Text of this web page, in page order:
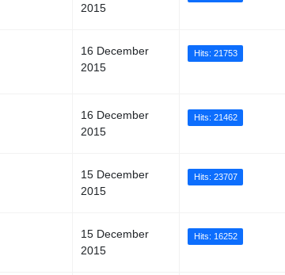
2015
16 December
2015
Hits: 21753
16 December
2015
Hits: 21462
15 December
2015
Hits: 23707
15 December
2015
Hits: 16252